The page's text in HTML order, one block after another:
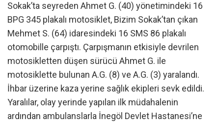
Sokak’ta seyreden Ahmet G. (40) yönetimindeki 16
BPG 345 plakalı motosiklet, Bizim Sokak’tan çıkan
Mehmet S. (64) idaresindeki 16 SMS 86 plakalı
otomobille çarpıştı. Çarpışmanın etkisiyle devrilen
motosikletten düşen sürücü Ahmet G. ile
motosiklette bulunan A.G. (8) ve A.G. (3) yaralandı.
İhbar üzerine kaza yerine sağlık ekipleri sevk edildi.
Yaralılar, olay yerinde yapılan ilk müdahalenin
ardından ambulanslarla İnegöl Devlet Hastanesi’ne